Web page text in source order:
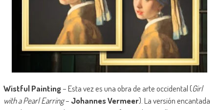
Wistful Painting– Esta vez es una obra de arte occidental (Girl
with a Pearl Earring– Johannes Vermeer). La versión encantada